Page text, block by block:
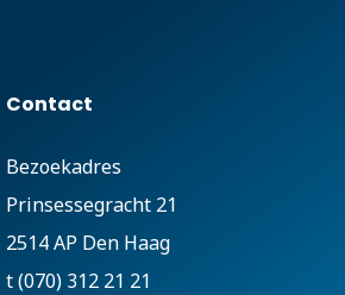
Contact
Bezoekadres
Prinsessegracht 21
2514 AP Den Haag
t (070) 312 21 21